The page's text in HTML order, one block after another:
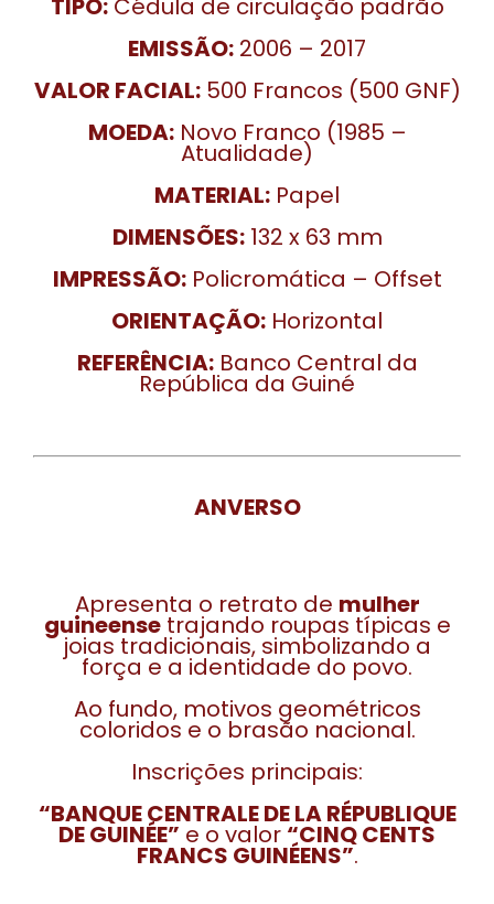
TIPO:Cédula de circulação padrão
EMISSÃO: 2006 – 2017
VALOR FACIAL:500 Francos (500 GNF)
MOEDA:Novo Franco (1985 –
Atualidade)
MATERIAL: Papel
DIMENSÕES:132 x 63 mm
IMPRESSÃO:Policromática – Offset
ORIENTAÇÃO: Horizontal
REFERÊNCIA:Banco Central da
República da Guiné
ANVERSO
Apresenta o retrato de mulher
guineensetrajando roupas típicas e
joias tradicionais, simbolizando a
força e a identidade do povo.
Ao fundo, motivos geométricos
coloridos e o brasão nacional.
Inscrições principais:
“BANQUE CENTRALE DE LA RÉPUBLIQUE
DE GUINÉE” e o valor “CINQ CENTS
FRANCS GUINÉENS”.